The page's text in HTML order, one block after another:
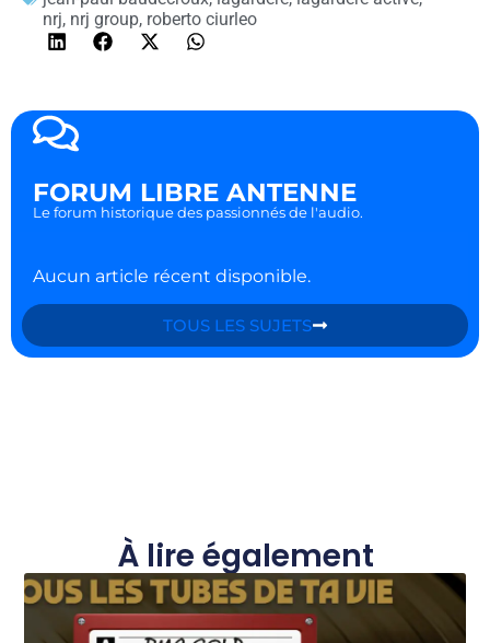
nrj, nrj group, roberto ciurleo
FORUM LIBRE ANTENNE
Le forum historique des passionnés de l'audio.
Aucun article récent disponible.
TOUS LES SUJETS
À lire également